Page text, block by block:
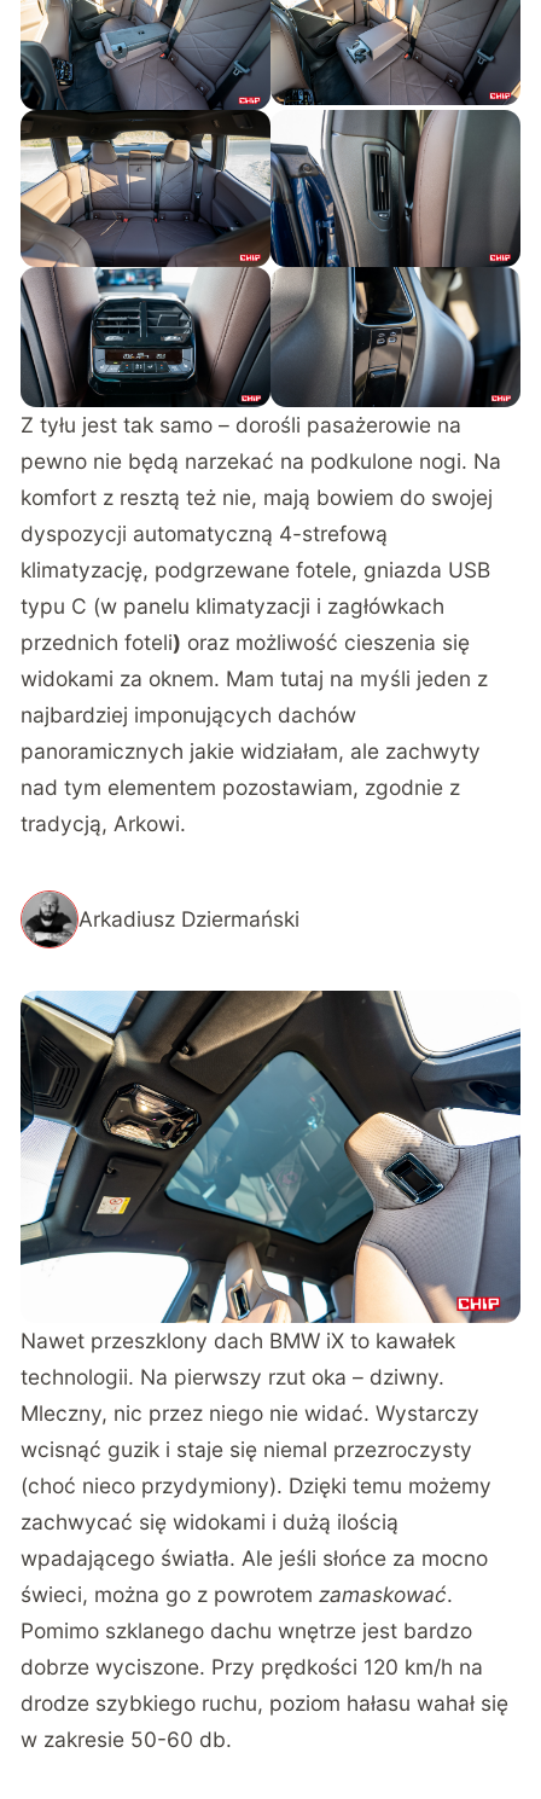
Z tyłu jest tak samo – dorośli pasażerowie na
pewno nie będą narzekać na podkulone nogi. Na
komfort z resztą też nie, mają bowiem do swojej
dyspozycji automatyczną 4-strefową
klimatyzację, podgrzewane fotele, gniazda USB
typu C (w panelu klimatyzacji i zagłówkach
przednich foteli) oraz możliwość cieszenia się
widokami za oknem. Mam tutaj na myśli jeden z
najbardziej imponujących dachów
panoramicznych jakie widziałam, ale zachwyty
nad tym elementem pozostawiam, zgodnie z
tradycją, Arkowi.
Arkadiusz Dziermański
Nawet przeszklony dach BMW iX to kawałek
technologii. Na pierwszy rzut oka – dziwny.
Mleczny, nic przez niego nie widać. Wystarczy
wcisnąć guzik i staje się niemal przezroczysty
(choć nieco przydymiony). Dzięki temu możemy
zachwycać się widokami i dużą ilością
wpadającego światła. Ale jeśli słońce za mocno
świeci, można go z powrotemzamaskować.
Pomimo szklanego dachu wnętrze jest bardzo
dobrze wyciszone. Przy prędkości 120 km/h na
drodze szybkiego ruchu, poziom hałasu wahał się
w zakresie 50-60 db.